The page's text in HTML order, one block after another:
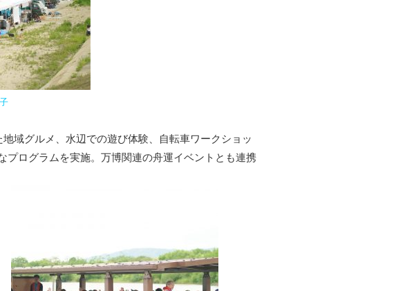
域グルメ、水辺での遊び体験、自転車ワークショッ
ログラムを実施。万博関連の舟運イベントとも連携